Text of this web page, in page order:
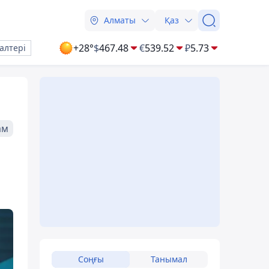
Алматы Қаз
+28°$467.48 €539.52 ₽5.73
Соңғы Танымал